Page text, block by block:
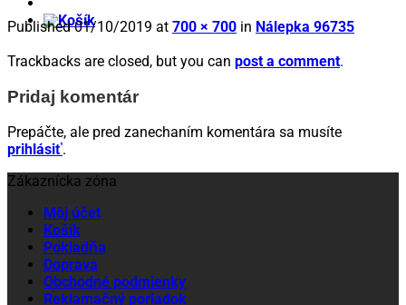
Published01/10/2019 at 700 × 700 in Nálepka 96735
Trackbacks are closed, but you can post a comment.
Pridaj komentár
Prepáčte, ale pred zanechaním komentára sa musíte
prihlásiť.
Zákaznícka zóna
Môj účet
Košík
Pokladňa
Doprava
Obchodné podmienky
Reklamačný poriadok